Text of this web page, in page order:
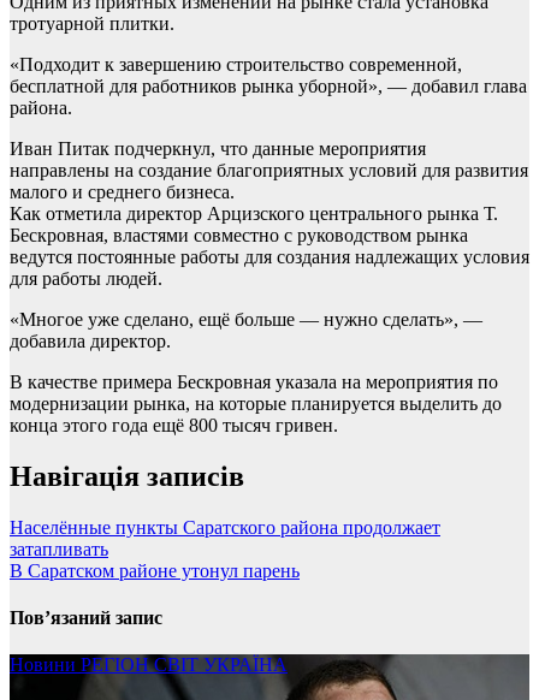
тротуарной плитки.
«Подходит к завершению строительство современной,
бесплатной для работников рынка уборной», — добавил глава
района.
Иван Питак подчеркнул, что данные мероприятия
направлены на создание благоприятных условий для развития
малого и среднего бизнеса.
Как отметила директор Арцизского центрального рынка Т.
Бескровная, властями совместно с руководством рынка
ведутся постоянные работы для создания надлежащих условия
для работы людей.
«Многое уже сделано, ещё больше — нужно сделать», —
добавила директор.
В качестве примера Бескровная указала на мероприятия по
модернизации рынка, на которые планируется выделить до
конца этого года ещё 800 тысяч гривен.
Навігація записів
Населённые пункты Саратского района продолжает
затапливать
В Саратском районе утонул парень
Пов’язаний запис
Новини РЕГІОНСВІТ УКРАЇНА